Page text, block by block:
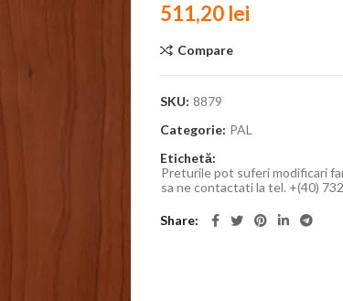
511,20 lei
Compare
SKU: 8879
Categorie: PAL
Etichetă:
Preturile pot suferi modificari
sa ne contactati la tel. +(40)
Share